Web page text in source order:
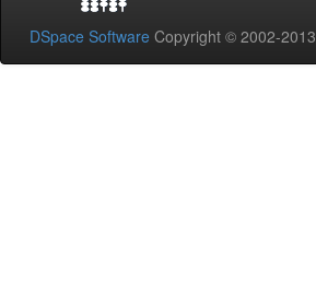
DSpace Software Copyright © 2002-2013